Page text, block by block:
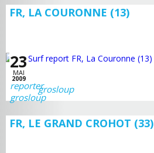
FR, LA COURONNE (13)
23
MAI
2009
grosloup
FR, LE GRAND CROHOT (33)